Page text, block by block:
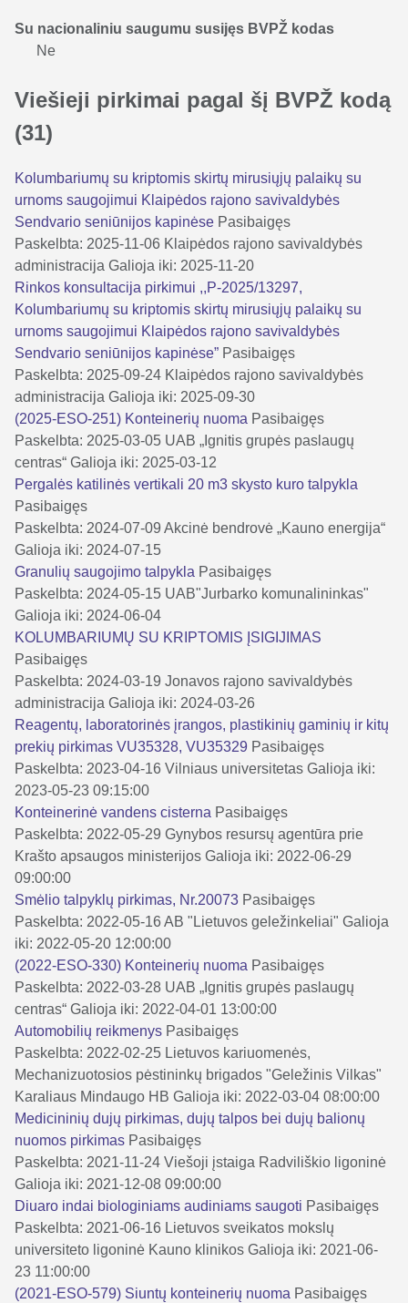
Su nacionaliniu saugumu susijęs BVPŽ kodas
Ne
Viešieji pirkimai pagal šį BVPŽ kodą
(31)
Kolumbariumų su kriptomis skirtų mirusiųjų palaikų su
urnoms saugojimui Klaipėdos rajono savivaldybės
Sendvario seniūnijos kapinėse Pasibaigęs
Paskelbta: 2025-11-06 Klaipėdos rajono savivaldybės
administracija Galioja iki: 2025-11-20
Rinkos konsultacija pirkimui ,,P-2025/13297,
Kolumbariumų su kriptomis skirtų mirusiųjų palaikų su
urnoms saugojimui Klaipėdos rajono savivaldybės
Sendvario seniūnijos kapinėse” Pasibaigęs
Paskelbta: 2025-09-24 Klaipėdos rajono savivaldybės
administracija Galioja iki: 2025-09-30
(2025-ESO-251) Konteinerių nuoma Pasibaigęs
Paskelbta: 2025-03-05 UAB „Ignitis grupės paslaugų
centras“ Galioja iki: 2025-03-12
Pergalės katilinės vertikali 20 m3 skysto kuro talpykla
Pasibaigęs
Paskelbta: 2024-07-09 Akcinė bendrovė „Kauno energija“
Galioja iki: 2024-07-15
Granulių saugojimo talpykla Pasibaigęs
Paskelbta: 2024-05-15 UAB"Jurbarko komunalininkas"
Galioja iki: 2024-06-04
KOLUMBARIUMŲ SU KRIPTOMIS ĮSIGIJIMAS
Pasibaigęs
Paskelbta: 2024-03-19 Jonavos rajono savivaldybės
administracija Galioja iki: 2024-03-26
Reagentų, laboratorinės įrangos, plastikinių gaminių ir kitų
prekių pirkimas VU35328, VU35329 Pasibaigęs
Paskelbta: 2023-04-16 Vilniaus universitetas Galioja iki:
2023-05-23 09:15:00
Konteinerinė vandens cisterna Pasibaigęs
Paskelbta: 2022-05-29 Gynybos resursų agentūra prie
Krašto apsaugos ministerijos Galioja iki: 2022-06-29
09:00:00
Smėlio talpyklų pirkimas, Nr.20073 Pasibaigęs
Paskelbta: 2022-05-16AB "Lietuvos geležinkeliai" Galioja
iki: 2022-05-20 12:00:00
(2022-ESO-330) Konteinerių nuoma Pasibaigęs
Paskelbta: 2022-03-28 UAB „Ignitis grupės paslaugų
centras“ Galioja iki: 2022-04-01 13:00:00
Automobilių reikmenys Pasibaigęs
Paskelbta: 2022-02-25 Lietuvos kariuomenės,
Mechanizuotosios pėstininkų brigados "Geležinis Vilkas"
Karaliaus Mindaugo HB Galioja iki: 2022-03-04 08:00:00
Medicininių dujų pirkimas, dujų talpos bei dujų balionų
nuomos pirkimas Pasibaigęs
Paskelbta: 2021-11-24 Viešoji įstaiga Radviliškio ligoninė
Galioja iki: 2021-12-08 09:00:00
Diuaro indai biologiniams audiniams saugoti Pasibaigęs
Paskelbta: 2021-06-16 Lietuvos sveikatos mokslų
universiteto ligoninė Kauno klinikos Galioja iki: 2021-06-
23 11:00:00
(2021-ESO-579) Siuntų konteinerių nuoma Pasibaigęs